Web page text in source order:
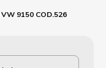
9150 COD.526